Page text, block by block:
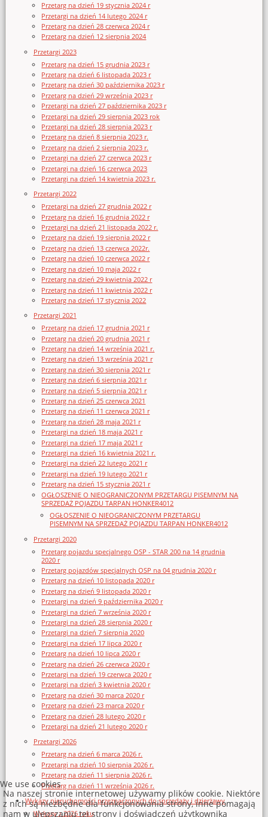
Przetarg na dzień 19 stycznia 2024 r
Przetargi na dzień 14 lutego 2024 r
Przetarg na dzień 28 czerwca 2024 r
Przetarg na dzień 12 sierpnia 2024
Przetargi 2023
Przetarg na dzień 15 grudnia 2023 r
Przetarg na dzień 6 listopada 2023 r
Przetarg na dzień 30 października 2023 r
Przetarg na dzień 29 września 2023 r
Przetargi na dzień 27 października 2023 r
Przetargi na dzień 29 sierpnia 2023 rok
Przetargi na dzień 28 sierpnia 2023 r
Przetarg na dzień 8 sierpnia 2023 r.
Przetarg na dzień 2 sierpnia 2023 r.
Przetargi na dzień 27 czerwca 2023 r
Przetargi na dzień 16 czerwca 2023
Przetargi na dzień 14 kwietnia 2023 r.
Przetargi 2022
Przetargi na dzień 27 grudnia 2022 r
Przetarg na dzień 16 grudnia 2022 r
Przetargi na dzień 21 listopada 2022 r.
Przetarg na dzień 19 sierpnia 2022 r
Przetarg na dzień 13 czerwca 2022r.
Przetarg na dzień 10 czerwca 2022 r
Przetarg na dzień 10 maja 2022 r
Przetarg na dzień 29 kwietnia 2022 r
Przetarg na dzień 11 kwietnia 2022 r
Przetarg na dzień 17 stycznia 2022
Przetargi 2021
Przetarg na dzień 17 grudnia 2021 r
Przetarg na dzień 20 grudnia 2021 r
Przetarg na dzień 14 września 2021 r.
Przetarg na dzień 13 września 2021 r
Przetarg na dzień 30 sierpnia 2021 r
Przetarg na dzień 6 sierpnia 2021 r
Przetarg na dzień 5 sierpnia 2021 r
Przetarg na dzień 25 czerwca 2021
Przetarg na dzień 11 czerwca 2021 r
Przetarg na dzień 28 maja 2021 r
Przetargi na dzień 18 maja 2021 r
Przetargi na dzień 17 maja 2021 r
Przetargi na dzień 16 kwietnia 2021 r.
Przetargi na dzień 22 lutego 2021 r
Przetargi na dzień 19 lutego 2021 r
Przetarg na dzień 15 stycznia 2021 r
OGŁOSZENIE O NIEOGRANICZONYM PRZETARGU PISEMNYM NA
SPRZEDAŻ POJAZDU TARPAN HONKER4012
OGŁOSZENIE O NIEOGRANICZONYM PRZETARGU
PISEMNYM NA SPRZEDAŻ POJAZDU TARPAN HONKER4012
Przetargi 2020
Przetarg pojazdu specjalnego OSP - STAR 200 na 14 grudnia
2020 r
Przetarg pojazdów specjalnych OSP na 04 grudnia 2020 r
Przetarg na dzień 10 listopada 2020 r
Przetarg na dzień 9 listopada 2020 r
Przetargi na dzień 9 października 2020 r
Przetargi na dzień 7 września 2020 r
Przetargi na dzień 28 sierpnia 2020 r
Przetargi na dzień 7 sierpnia 2020
Przetargi na dzień 17 lipca 2020 r
Przetarg na dzień 10 lipca 2020 r
Przetarg na dzień 26 czerwca 2020 r
Przetargi na dzień 19 czerwca 2020 r
Przetargi na dzień 3 kwietnia 2020 r
Przetarg na dzień 30 marca 2020 r
Przetarg na dzień 23 marca 2020 r
Przetarg na dzień 28 lutego 2020 r
Przetargi na dzień 21 lutego 2020 r
Przetargi 2026
Przetarg na dzień 6 marca 2026 r.
Przetargi na dzień 10 sierpnia 2026 r.
Przetarg na dzień 11 sierpnia 2026 r.
Przetarg na dzień 11 września 2026 r.
Wykazy nieruchomości przeznaczonych do sprzedaży i dzierżawy
Wykazy z 2026 roku
We use cookies
Na naszej stronie internetowej używamy plików cookie. Niektóre
z nich są niezbędne dla funkcjonowania strony, inne pomagają
nam w ulepszaniu tej strony i doświadczeń użytkownika